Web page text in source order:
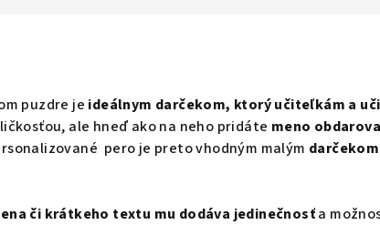
puzdre je ideálnym darčekom, ktorý učiteľkám a
ale hneď ako na neho pridáte meno
pero je preto vhodným malým
či krátkeho textu mu dodáva jedinečnosťa